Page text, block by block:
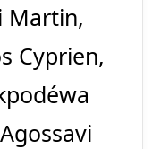
Martin,
Cyprien,